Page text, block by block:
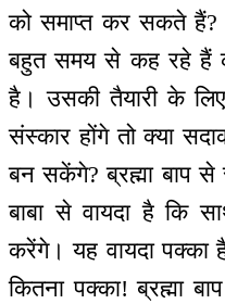
को समाप्त कर सकते हैं?
बहुत समय से कह रहे हैं
है। उसकी तैयारी के
संस्कार होंगे तो क्या
बन सकेंगे? ब्रह्मा बाप से
बाबा से वायदा है कि
करेंगे। यह वायदा पक्का
कितना पक्का! ब्रह्मा